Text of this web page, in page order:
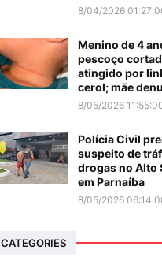
8/04/2026
Menino de 4
pescoço
atingido por
cerol; mãe
8/05/2026
Polícia Civil
suspeito de
drogas no Alto
em Parnaíba
8/05/2026
CATEGORIES